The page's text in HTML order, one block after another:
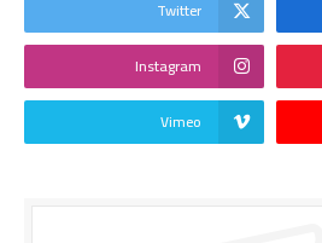
Twitter
Instagram
Vimeo